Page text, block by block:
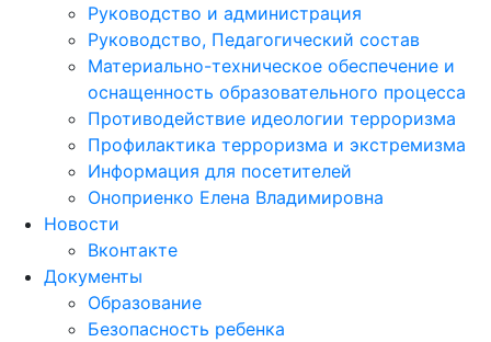
Руководство и администрация
Руководство, Педагогический состав
Материально-техническое обеспечение и
оснащенность образовательного процесса
Противодействие идеологии терроризма
Профилактика терроризма и экстремизма
Информация для посетителей
Оноприенко Елена Владимировна
Новости
Вконтакте
Документы
Образование
Безопасность ребенка